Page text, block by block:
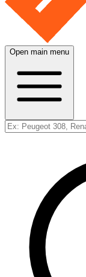
Open main menu